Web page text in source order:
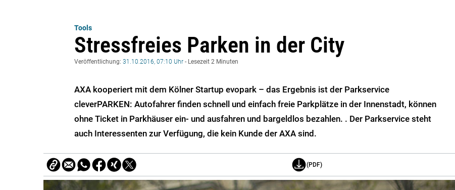
Tools
Stressfreies Parken in der City
Veröffentlichung: 31.10.2016, 07:10 Uhr - Lesezeit 2 Minuten
AXA kooperiert mit dem Kölner Startup evopark – das Ergebnis ist der Parkservice
cleverPARKEN: Autofahrer finden schnell und einfach freie Parkplätze in der Innenstadt, können
ohne Ticket in Parkhäuser ein- und ausfahren und bargeldlos bezahlen. . Der Parkservice steht
auch Interessenten zur Verfügung, die kein Kunde der AXA sind.
(PDF)